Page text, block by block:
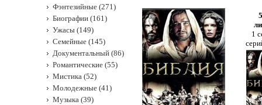
1
Фэнтезийные (271)
Биографии (161)
Ужасы (149)
Семейные (145)
Документальный (86)
Романтические (55)
Мистика (52)
Молодежные (41)
Музыка (39)